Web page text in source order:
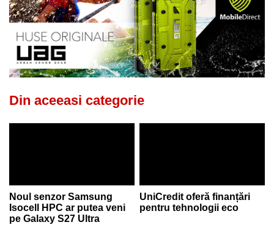
Din aceeasi categorie
Noul senzor Samsung
Isocell HPC ar putea veni
pe Galaxy S27 Ultra
UniCredit oferă finanțări
pentru tehnologii eco